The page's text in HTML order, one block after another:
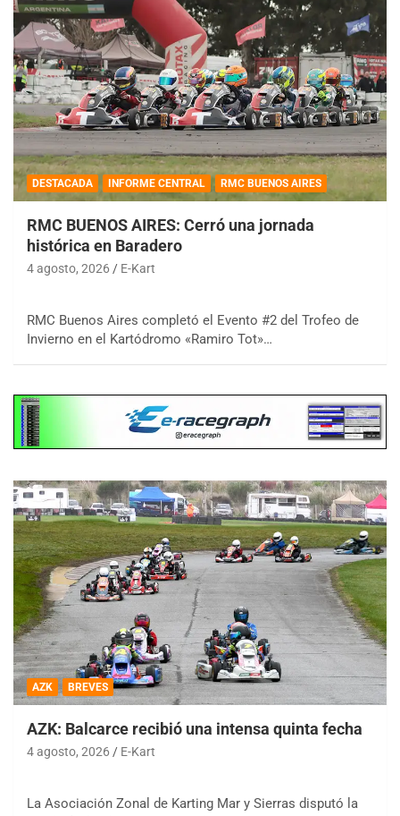
DESTACADA INFORME CENTRAL RMC BUENOS AIRES
RMC BUENOS AIRES: Cerró una jornada
histórica en Baradero
4 agosto, 2026 E-Kart
RMC Buenos Aires completó el Evento #2 del Trofeo de
Invierno en el Kartódromo «Ramiro Tot»…
AZK BREVES
AZK: Balcarce recibió una intensa quinta fecha
4 agosto, 2026 E-Kart
La Asociación Zonal de Karting Mar y Sierras disputó la